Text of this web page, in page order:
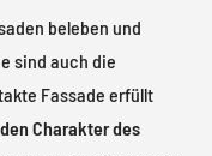
beleben und
sind auch die
Fassade erfüllt
Charakter des